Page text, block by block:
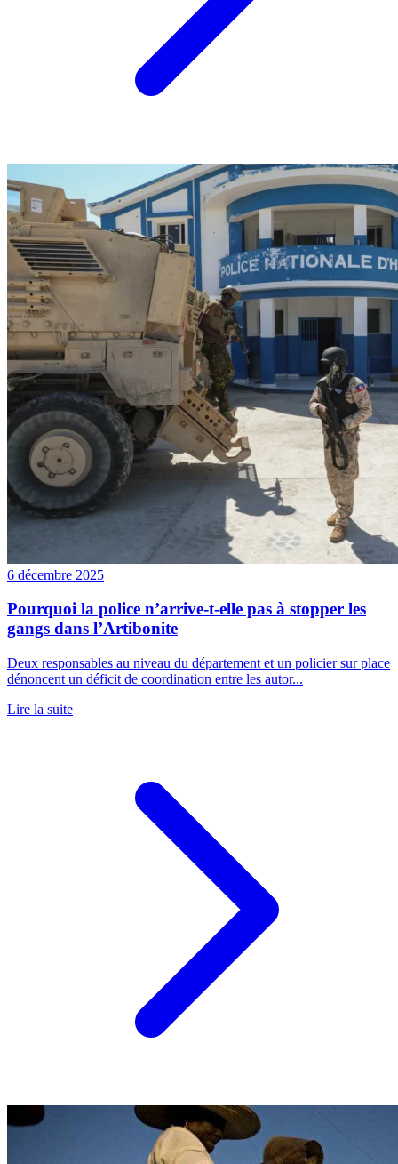
6 décembre 2025
Pourquoi la police n’arrive-t-elle pas à stopper les
gangs dans l’Artibonite
Deux responsables au niveau du département et un policier sur place
dénoncent un déficit de coordination entre les autor...
Lire la suite